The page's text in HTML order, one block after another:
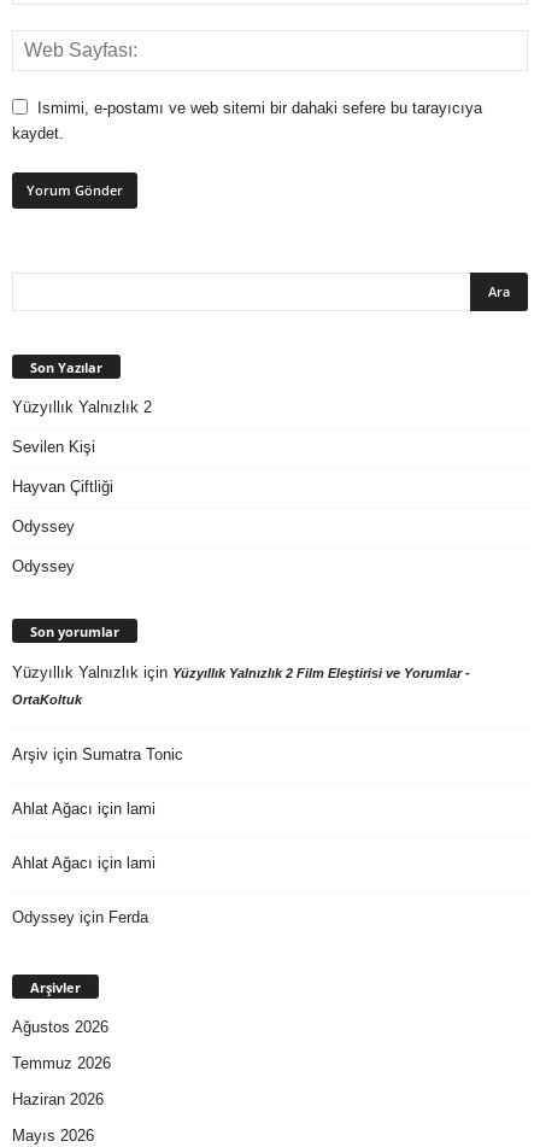
Ismimi, e-postamı ve web sitemi bir dahaki sefere bu tarayıcıya
kaydet.
Son Yazılar
Yüzyıllık Yalnızlık 2
Sevilen Kişi
Hayvan Çiftliği
Odyssey
Odyssey
Son yorumlar
Yüzyıllık Yalnızlık için Yüzyıllık Yalnızlık 2 Film Eleştirisi ve Yorumlar -
OrtaKoltuk
Arşiv için Sumatra Tonic
Ahlat Ağacı için lami
Ahlat Ağacı için lami
Odyssey için Ferda
Arşivler
Ağustos 2026
Temmuz 2026
Haziran 2026
Mayıs 2026